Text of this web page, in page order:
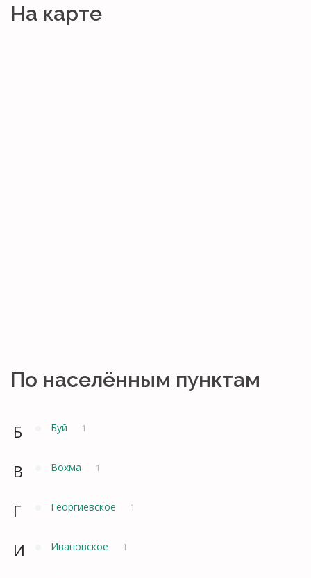
На карте
По населённым пунктам
Б Буй 1
В Вохма 1
Г Георгиевское 1
И Ивановское 1